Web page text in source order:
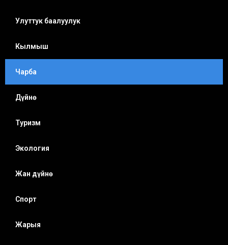
Улуттук баалуулук
Кылмыш
Чарба
Дүйнө
Туризм
Экология
Жан дүйнө
Спорт
Жарыя